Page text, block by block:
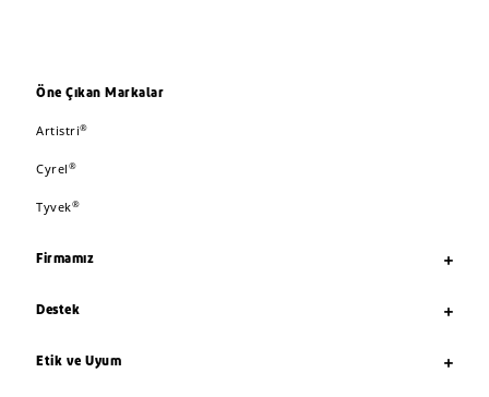
Öne Çıkan Markalar
Artistri®
Cyrel®
Tyvek®
Firmamız
Destek
Etik ve Uyum